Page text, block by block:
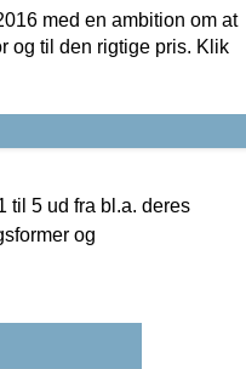
med en ambition om at
og til den rigtige pris. Klik
til 5 ud fra bl.a. deres
og